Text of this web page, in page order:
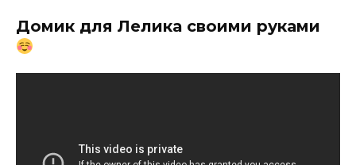
Домик для Лелика своими руками